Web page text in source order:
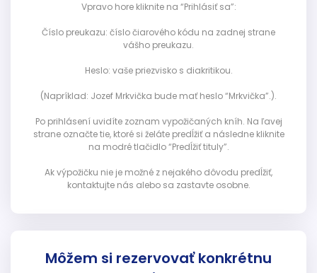
Vpravo hore kliknite na “Prihlásiť sa”:
Číslo preukazu: číslo čiarového kódu na zadnej strane
vášho preukazu.
Heslo: vaše priezvisko s diakritikou.
(Napríklad: Jozef Mrkvička bude mať heslo “Mrkvička”.).
Po prihlásení uvidíte zoznam vypožičaných kníh. Na ľavej
strane označte tie, ktoré si želáte predĺžiť a následne kliknite
na modré tlačidlo “Predĺžiť tituly”.
Ak výpožičku nie je možné z nejakého dôvodu predĺžiť,
kontaktujte nás alebo sa zastavte osobne.
Môžem si rezervovať konkrétnu